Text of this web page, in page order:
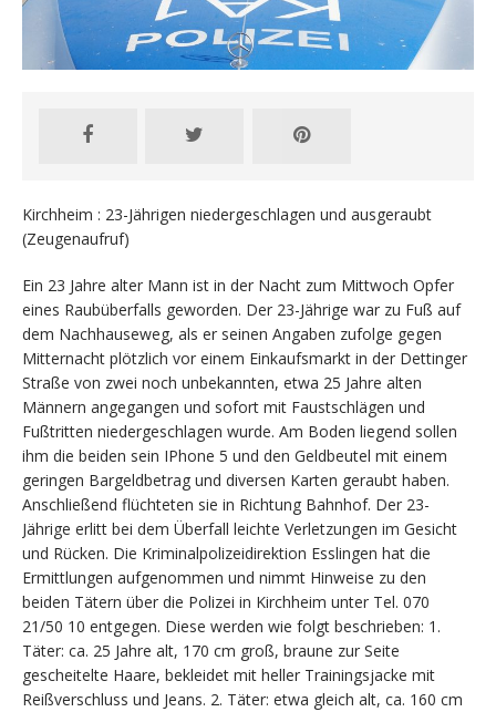
Kirchheim : 23-Jährigen niedergeschlagen und ausgeraubt
(Zeugenaufruf)
Ein 23 Jahre alter Mann ist in der Nacht zum Mittwoch Opfer
eines Raubüberfalls geworden. Der 23-Jährige war zu Fuß auf
dem Nachhauseweg, als er seinen Angaben zufolge gegen
Mitternacht plötzlich vor einem Einkaufsmarkt in der Dettinger
Straße von zwei noch unbekannten, etwa 25 Jahre alten
Männern angegangen und sofort mit Faustschlägen und
Fußtritten niedergeschlagen wurde. Am Boden liegend sollen
ihm die beiden sein IPhone 5 und den Geldbeutel mit einem
geringen Bargeldbetrag und diversen Karten geraubt haben.
Anschließend flüchteten sie in Richtung Bahnhof. Der 23-
Jährige erlitt bei dem Überfall leichte Verletzungen im Gesicht
und Rücken. Die Kriminalpolizeidirektion Esslingen hat die
Ermittlungen aufgenommen und nimmt Hinweise zu den
beiden Tätern über die Polizei in Kirchheim unter Tel. 070
21/50 10 entgegen. Diese werden wie folgt beschrieben: 1.
Täter: ca. 25 Jahre alt, 170 cm groß, braune zur Seite
gescheitelte Haare, bekleidet mit heller Trainingsjacke mit
Reißverschluss und Jeans. 2. Täter: etwa gleich alt, ca. 160 cm